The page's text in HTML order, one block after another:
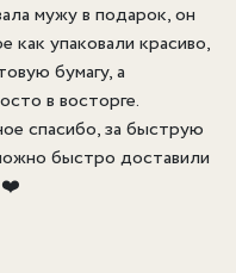
мужу в подарок, он
как упаковали красиво,
бумагу, а
в восторге.
спасибо, за быструю
быстро доставили
❤️